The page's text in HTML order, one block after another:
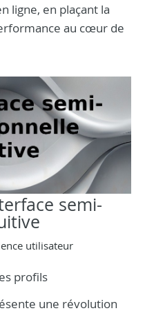
ligne, en plaçant la
au cœur de
semi-
utilisateur
profils
une révolution